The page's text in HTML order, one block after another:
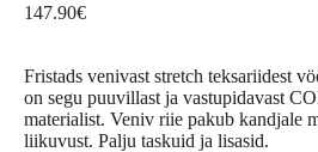
147.90€
Fristads venivast stretch teksariidest
on segu puuvillast ja vastupidavast
materialist. Veniv riie pakub kandjale
liikuvust. Palju taskuid ja lisasid.